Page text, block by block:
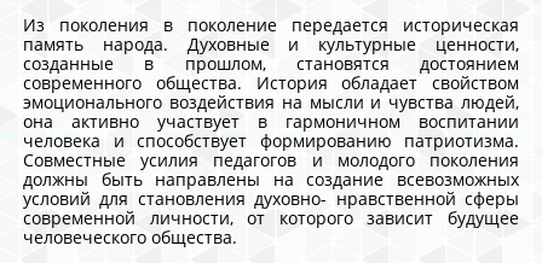
Из поколения в поколение передается историческая
память народа. Духовные и культурные ценности,
созданные в прошлом, становятся достоянием
современного общества. История обладает свойством
эмоционального воздействия на мысли и чувства людей,
она активно участвует в гармоничном воспитании
человека и способствует формированию патриотизма.
Совместные усилия педагогов и молодого поколения
должны быть направлены на создание всевозможных
условий для становления духовно- нравственной сферы
современной личности, от которого зависит будущее
человеческого общества.